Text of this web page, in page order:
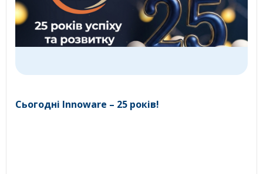
Сьогодні Innoware – 25 років!